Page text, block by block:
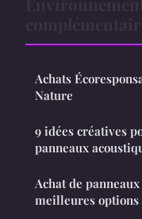
Achats
Nature
9 idées créatives
panneaux
Achat de
meilleures options